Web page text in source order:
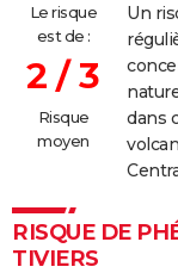
Le risque
est de :
2 / 3
Risque
moyen
Un
dans
RISQUE DE
TIVIERS